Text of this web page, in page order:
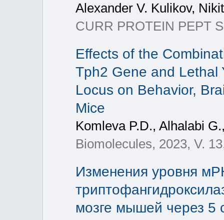
Alexander V. Kulikov,
CURR PROTEIN PEPT
Effects of the
Tph2 Gene and Lethal
Locus on Behavior,
Mice
Komleva P.D., Alhalabi
Biomolecules, 2023, V.
Изменения уровня
мозге мышей через 5